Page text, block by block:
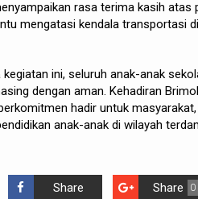
rasa terima kasih atas
mengatasi kendala transportasi
kegiatan ini, seluruh anak-anak
dengan aman. Kehadiran
hadir untuk
anak-anak di wilayah
Share 0
Share